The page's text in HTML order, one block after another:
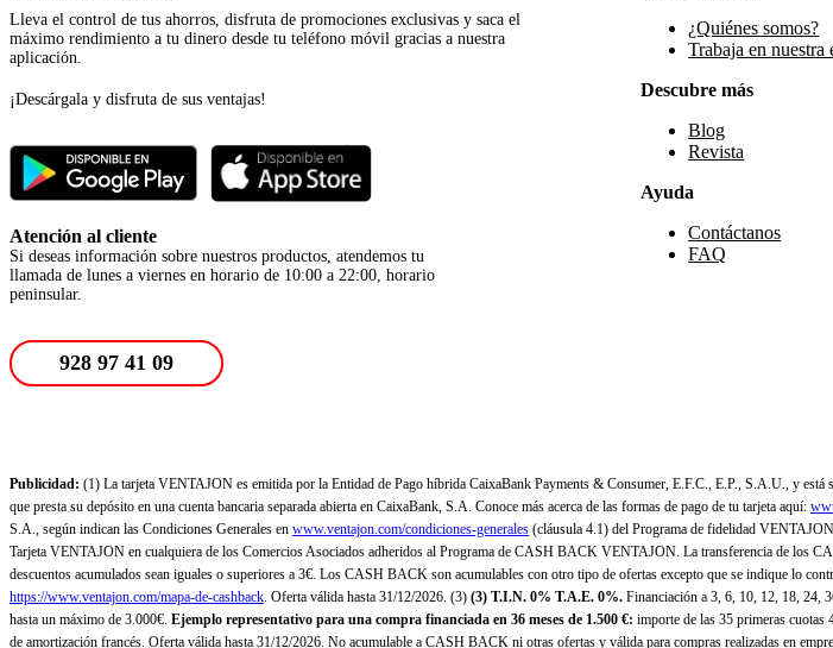
Lleva el control de tus ahorros, disfruta de promociones exclusivas y saca el
máximo rendimiento a tu dinero desde tu teléfono móvil gracias a nuestra
aplicación.
¡Descárgala y disfruta de sus ventajas!
Atención al cliente
Si deseas información sobre nuestros productos, atendemos tu
llamada de lunes a viernes en horario de 10:00 a 22:00, horario
peninsular.
¿Quiénes somos?
Trabaja en nuestra
Descubre más
Blog
Revista
Ayuda
Contáctanos
FAQ
928 97 41 09
Publicidad: (1) La tarjeta VENTAJON es emitida por la Entidad de Pago híbrida CaixaBank Payments & Consumer, E.F.C., E.P., S.A.U., y
que presta su depósito en una cuenta bancaria separada abierta en CaixaBank, S.A. Conoce más acerca de las formas de pago de tu tarjeta aquí:
S.A., según indican las Condiciones Generales en www.ventajon.com/condiciones-generales (cláusula 4.1) del Programa de fidelidad
Tarjeta VENTAJON en cualquiera de los Comercios Asociados adheridos al Programa de CASH BACK VENTAJON. La transferencia de los
descuentos acumulados sean iguales o superiores a 3€. Los CASH BACK son acumulables con otro tipo de ofertas excepto que se indique lo
https://www.ventajon.com/mapa-de-cashback. Oferta válida hasta 31/12/2026. (3) (3) T.I.N. 0% T.A.E. 0%. Financiación a 3, 6, 10, 12, 18, 24,
hasta un máximo de 3.000€. Ejemplo representativo para una compra financiada en 36 meses de 1.500 €: importe de las 35 primeras cuotas
de amortización francés. Oferta válida hasta 31/12/2026. No acumulable a CASH BACK ni otras ofertas y válida para compras realizadas en